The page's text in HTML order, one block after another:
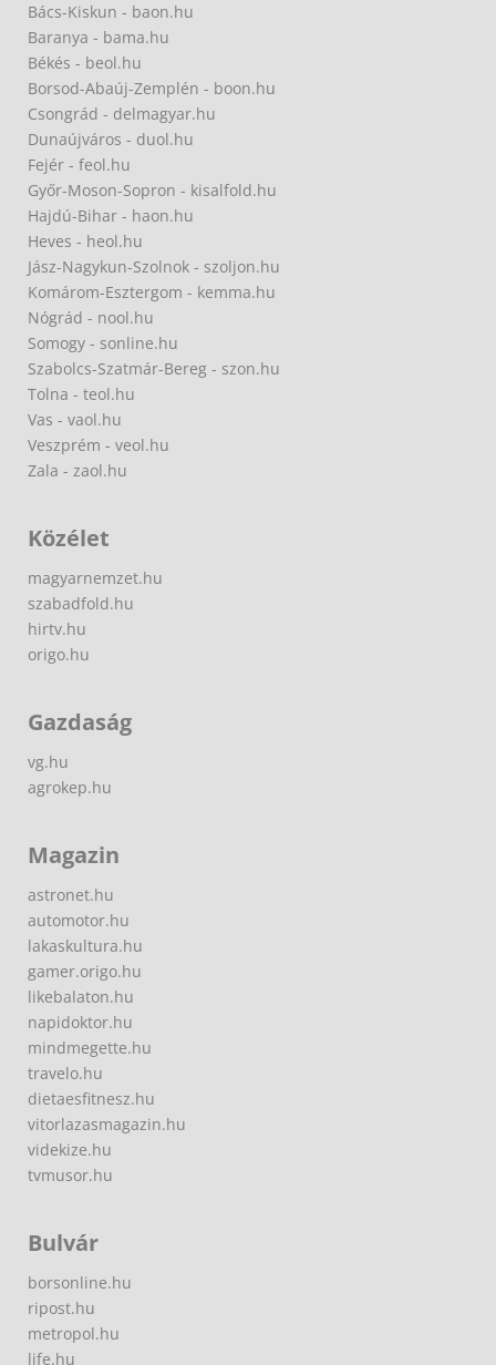
Bács-Kiskun - baon.hu
Baranya - bama.hu
Békés - beol.hu
Borsod-Abaúj-Zemplén - boon.hu
Csongrád - delmagyar.hu
Dunaújváros - duol.hu
Fejér - feol.hu
Győr-Moson-Sopron - kisalfold.hu
Hajdú-Bihar - haon.hu
Heves - heol.hu
Jász-Nagykun-Szolnok - szoljon.hu
Komárom-Esztergom - kemma.hu
Nógrád - nool.hu
Somogy - sonline.hu
Szabolcs-Szatmár-Bereg - szon.hu
Tolna - teol.hu
Vas - vaol.hu
Veszprém - veol.hu
Zala - zaol.hu
Közélet
magyarnemzet.hu
szabadfold.hu
hirtv.hu
origo.hu
Gazdaság
vg.hu
agrokep.hu
Magazin
astronet.hu
automotor.hu
lakaskultura.hu
gamer.origo.hu
likebalaton.hu
napidoktor.hu
mindmegette.hu
travelo.hu
dietaesfitnesz.hu
vitorlazasmagazin.hu
videkize.hu
tvmusor.hu
Bulvár
borsonline.hu
ripost.hu
metropol.hu
life.hu